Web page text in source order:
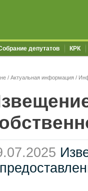
депутатов КРК
/ Актуальная информация /